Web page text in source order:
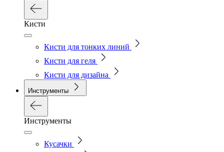
Кисти
Кисти для тонких линий
Кисти для геля
Кисти для дизайна
Инструменты
Инструменты
Кусачки